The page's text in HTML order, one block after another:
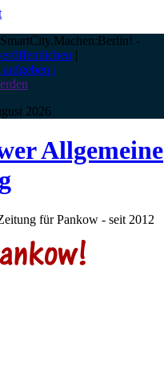
-
|
|
2026
Allgemeine
für Pankow - seit 2012